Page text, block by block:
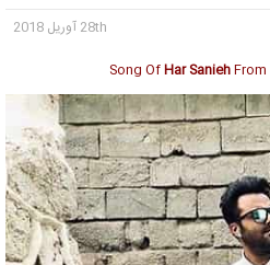
28th آوریل 2018
Song OfHar SaniehFrom